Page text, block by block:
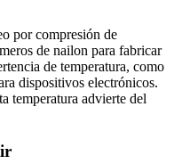
por compresión de
de nailon para fabricar
de temperatura, como
dispositivos electrónicos.
temperatura advierte del